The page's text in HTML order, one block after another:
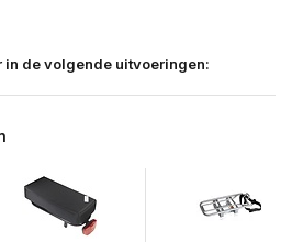
in de volgende uitvoeringen: